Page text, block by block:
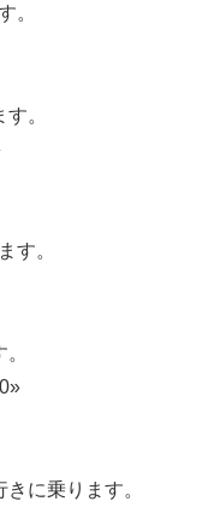
。
。
す。
に乗ります。